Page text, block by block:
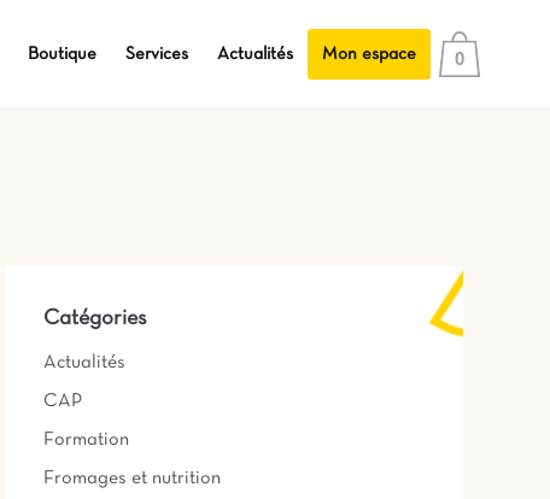
0
Boutique Services Actualités Mon espace
Catégories
Actualités
CAP
Formation
Fromages et nutrition